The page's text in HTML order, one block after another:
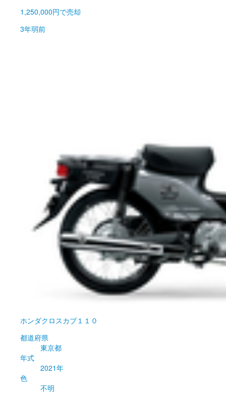
1,250,000円で売却
3年弱前
ホンダクロスカブ１１０
都道府県
東京都
年式
2021年
色
不明